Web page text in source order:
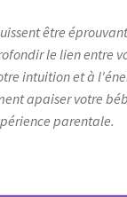
être
le lien entre
intuition et à
apaiser votre
parentale.